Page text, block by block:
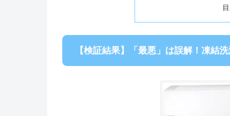
【検証結果】「最悪」は誤解！凍結